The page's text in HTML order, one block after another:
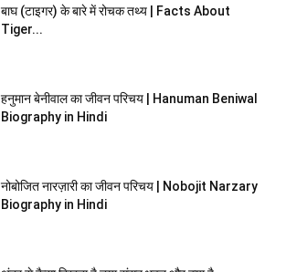
बाघ (टाइगर) के बारे में रोचक तथ्य | Facts About
Tiger...
हनुमान बेनीवाल का जीवन परिचय | Hanuman Beniwal
Biography in Hindi
नोबोजित नारज़ारी का जीवन परिचय | Nobojit Narzary
Biography in Hindi